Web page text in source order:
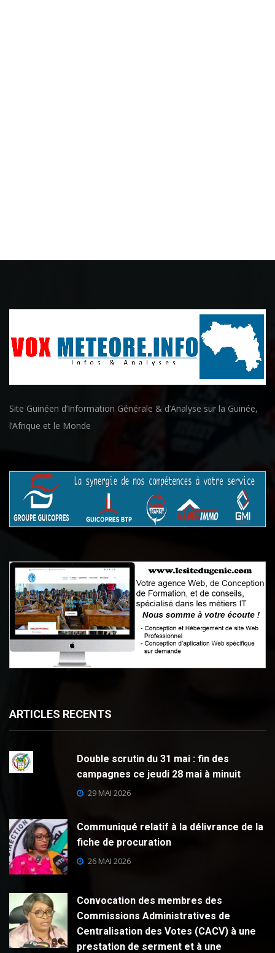
Site Guinéen d’Information Générale & d’Analyse sur la Guinée,
l’Afrique et le Monde
ARTICLES RECENTS
Double scrutin du 31 mai : fin des
campagnes ce jeudi 28 mai à minuit
29 MAI 2026
Communiqué relatif à la délivrance de la
fiche de procuration
26 MAI 2026
Convocation des membres des
Commissions Administratives de
Centralisation des Votes (CACV) à une
prestation de serment et à une